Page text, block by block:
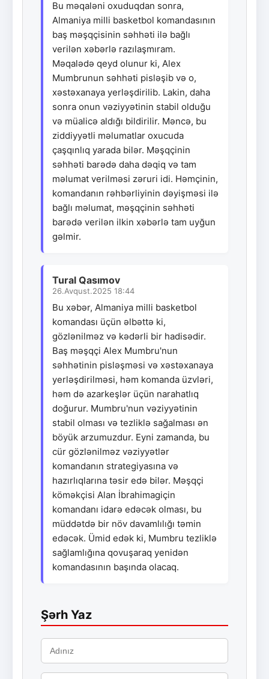
Bu məqaləni oxuduqdan sonra,
Almaniya milli basketbol komandasının
baş məşqçisinin səhhəti ilə bağlı
verilən xəbərlə razılaşmıram.
Məqalədə qeyd olunur ki, Alex
Mumbrunun səhhəti pisləşib və o,
xəstəxanaya yerləşdirilib. Lakin, daha
sonra onun vəziyyətinin stabil olduğu
və müalicə aldığı bildirilir. Məncə, bu
ziddiyyətli məlumatlar oxucuda
çaşqınlıq yarada bilər. Məşqçinin
səhhəti barədə daha dəqiq və tam
məlumat verilməsi zəruri idi. Həmçinin,
komandanın rəhbərliyinin dəyişməsi ilə
bağlı məlumat, məşqçinin səhhəti
barədə verilən ilkin xəbərlə tam uyğun
gəlmir.
Tural Qasımov
26.Avqust.2025 18:44
Bu xəbər, Almaniya milli basketbol
komandası üçün əlbəttə ki,
gözlənilməz və kədərli bir hadisədir.
Baş məşqçi Alex Mumbru'nun
səhhətinin pisləşməsi və xəstəxanaya
yerləşdirilməsi, həm komanda üzvləri,
həm də azarkeşlər üçün narahatlıq
doğurur. Mumbru'nun vəziyyətinin
stabil olması və tezliklə sağalması ən
böyük arzumuzdur. Eyni zamanda, bu
cür gözlənilməz vəziyyətlər
komandanın strategiyasına və
hazırlıqlarına təsir edə bilər. Məşqçi
köməkçisi Alan İbrahimagiçin
komandanı idarə edəcək olması, bu
müddətdə bir növ davamlılığı təmin
edəcək. Ümid edək ki, Mumbru tezliklə
sağlamlığına qovuşaraq yenidən
komandasının başında olacaq.
Şərh Yaz